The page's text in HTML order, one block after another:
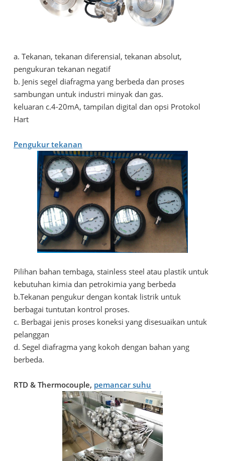
a. Tekanan, tekanan diferensial, tekanan absolut,
pengukuran tekanan negatif
b. Jenis segel diafragma yang berbeda dan proses
sambungan untuk industri minyak dan gas.
keluaran c.4-20mA, tampilan digital dan opsi Protokol
Hart
Pengukur tekanan
Pilihan bahan tembaga, stainless steel atau plastik untuk
kebutuhan kimia dan petrokimia yang berbeda
b.Tekanan pengukur dengan kontak listrik untuk
berbagai tuntutan kontrol proses.
c. Berbagai jenis proses koneksi yang disesuaikan untuk
pelanggan
d. Segel diafragma yang kokoh dengan bahan yang
berbeda.
RTD & Thermocouple, pemancar suhu